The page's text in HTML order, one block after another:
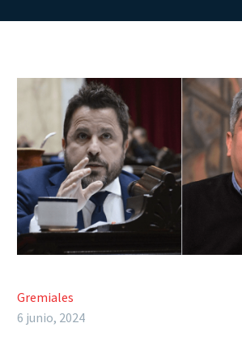
Gremiales
6 junio, 2024